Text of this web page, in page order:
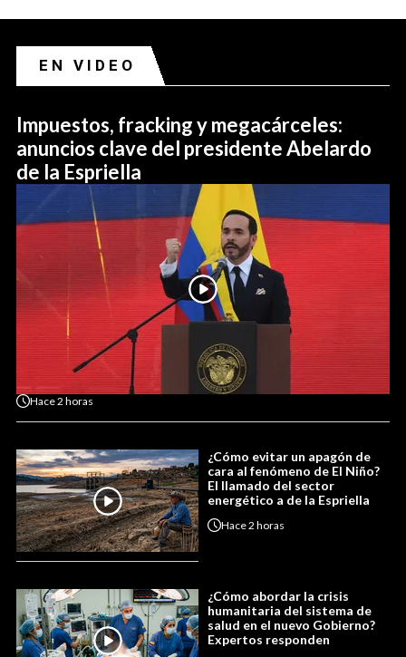
EN VIDEO
Impuestos, fracking y megacárceles:
anuncios clave del presidente Abelardo
de la Espriella
Hace2 horas
¿Cómo evitar un apagón de
cara al fenómeno de El Niño?
El llamado del sector
energético a de la Espriella
Hace2 horas
¿Cómo abordar la crisis
humanitaria del sistema de
salud en el nuevo Gobierno?
Expertos responden